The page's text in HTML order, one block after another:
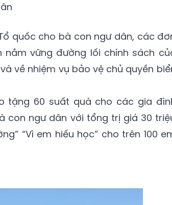
quốc cho bà con ngư dân, các
vững đường lối chính sách
về nhiệm vụ bảo vệ chủ quyền
tặng 60 suất quà cho các gia
con ngư dân với tổng trị giá 30
“Vì em hiếu học” cho trên 100